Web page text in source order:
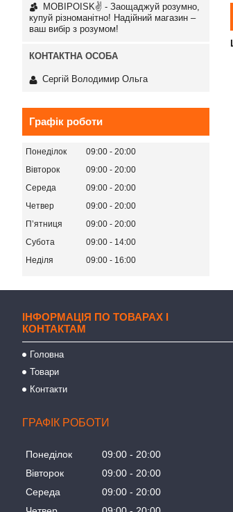
MOBIPOISK✌ - Заощаджуй розумно,
купуй різноманітно! Надійний магазин –
ваш вибір з розумом!
Сергій Володимир Ольга
Графік роботи
Понеділок 09:00
20:00
Вівторок
09:00
20:00
Середа
09:00
20:00
Четвер
09:00
20:00
Пʼятниця
09:00
20:00
Субота
09:00
14:00
Неділя
09:00 16:00
ІНФОРМАЦІЯ ПО ТОВАРАХ І
КОНТАКТАМ
Головна
Товари
Контакти
ГРАФІК РОБОТИ
Понеділок 09:00
20:00
Вівторок
09:00
20:00
Середа
09:00
20:00